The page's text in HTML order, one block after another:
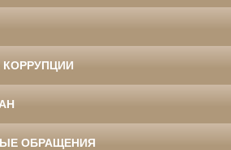
ОБРАЩЕНИЯ